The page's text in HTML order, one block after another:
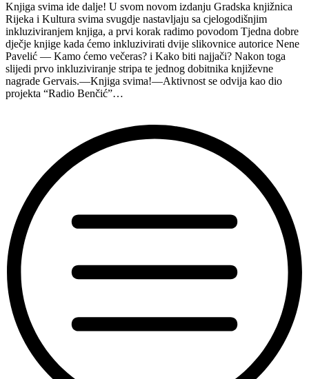
Knjiga svima ide dalje! U svom novom izdanju Gradska knjižnica
Rijeka i Kultura svima svugdje nastavljaju sa cjelogodišnjim
inkluziviranjem knjiga, a prvi korak radimo povodom Tjedna dobre
dječje knjige kada ćemo inkluzivirati dvije slikovnice autorice Nene
Pavelić — Kamo ćemo večeras? i Kako biti najjači? Nakon toga
slijedi prvo inkluziviranje stripa te jednog dobitnika književne
nagrade Gervais.—Knjiga svima!—Aktivnost se odvija kao dio
projekta “Radio Benčić”…